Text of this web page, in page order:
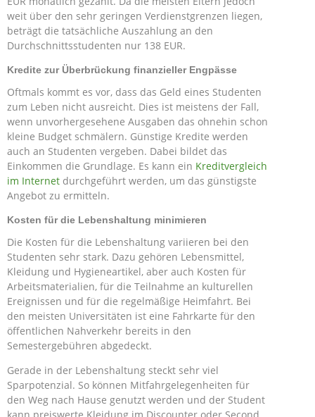
weit über den sehr geringen Verdienstgrenzen liegen,
beträgt die tatsächliche Auszahlung an den
Durchschnittsstudenten nur 138 EUR.
Kredite zur Überbrückung finanzieller Engpässe
Oftmals kommt es vor, dass das Geld eines Studenten
zum Leben nicht ausreicht. Dies ist meistens der Fall,
wenn unvorhergesehene Ausgaben das ohnehin schon
kleine Budget schmälern. Günstige Kredite werden
auch an Studenten vergeben. Dabei bildet das
Einkommen die Grundlage. Es kann ein Kreditvergleich
im Internet durchgeführt werden, um das günstigste
Angebot zu ermitteln.
Kosten für die Lebenshaltung minimieren
Die Kosten für die Lebenshaltung variieren bei den
Studenten sehr stark. Dazu gehören Lebensmittel,
Kleidung und Hygieneartikel, aber auch Kosten für
Arbeitsmaterialien, für die Teilnahme an kulturellen
Ereignissen und für die regelmäßige Heimfahrt. Bei
den meisten Universitäten ist eine Fahrkarte für den
öffentlichen Nahverkehr bereits in den
Semestergebühren abgedeckt.
Gerade in der Lebenshaltung steckt sehr viel
Sparpotenzial. So können Mitfahrgelegenheiten für
den Weg nach Hause genutzt werden und der Student